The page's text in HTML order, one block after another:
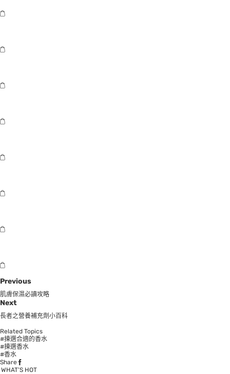
Previous
肌膚保濕必讀攻略
Next
長者之營養補充劑小百科
Related Topics
#揀選合適的香水
#揀選香水
#香水
Share
WHAT’S HOT